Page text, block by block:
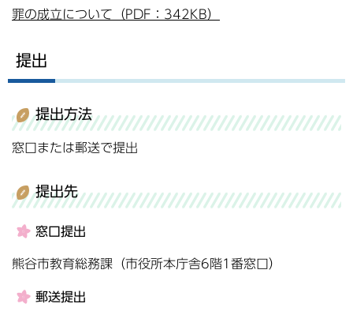
罪の成立について（PDF：342KB）
提出
提出方法
窓口または郵送で提出
提出先
窓口提出
熊谷市教育総務課（市役所本庁舎6階1番窓口）
郵送提出